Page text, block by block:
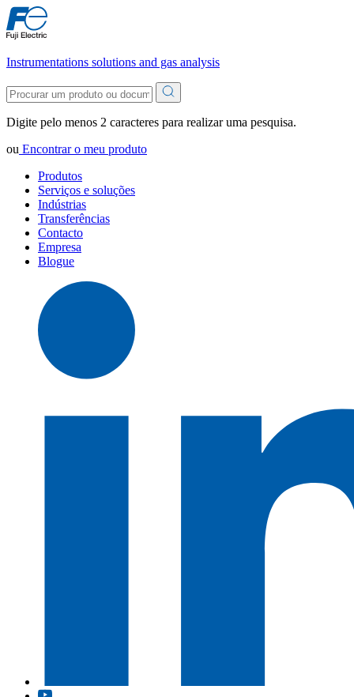
Instrumentations solutions and gas analysis
Digite pelo menos 2 caracteres para realizar uma pesquisa.
ou Encontrar o meu produto
Produtos
Serviços e soluções
Indústrias
Transferências
Contacto
Empresa
Blogue